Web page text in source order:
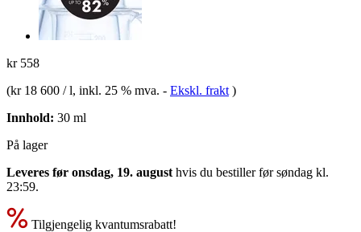
kr 558
(kr 18 600 / l, inkl. 25 % mva. - Ekskl. frakt )
Innhold: 30 ml
På lager
Leveres før onsdag, 19. august hvis du bestiller førsøndag kl.
23:59.
Tilgjengelig kvantumsrabatt!